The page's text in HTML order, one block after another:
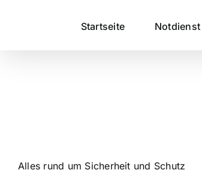
Startseite Notdienst
Alles rund um Sicherheit und Schutz